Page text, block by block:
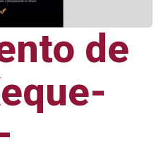
de